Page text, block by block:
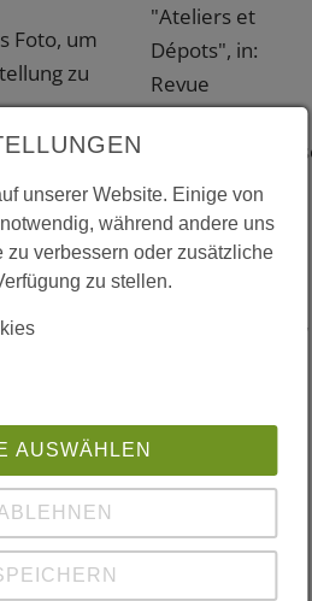
Foto, um
zu
"Ateliers et
Dépots", in:
Revue
N° 03/2011, P.
18-21
"Volumétries
Contrastées/34",
bois/05,
(Hrsg.), B-
Gistoux, 2013,
unserer Website. Einige von
während andere uns
zu verbessern oder zusätzliche
zu stellen.
AUSWÄHLEN